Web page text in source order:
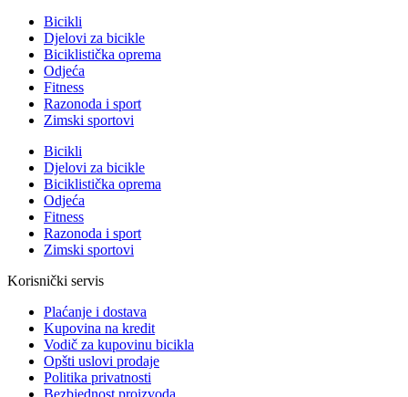
Bicikli
Djelovi za bicikle
Biciklistička oprema
Odjeća
Fitness
Razonoda i sport
Zimski sportovi
Bicikli
Djelovi za bicikle
Biciklistička oprema
Odjeća
Fitness
Razonoda i sport
Zimski sportovi
Korisnički servis
Plaćanje i dostava
Kupovina na kredit
Vodič za kupovinu bicikla
Opšti uslovi prodaje
Politika privatnosti